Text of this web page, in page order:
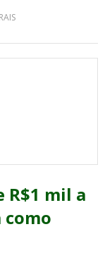
R$1 mil a
como